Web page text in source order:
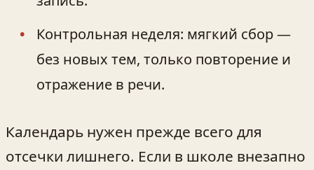
Контрольная неделя: мягкий сбор —
без новых тем, только повторение и
отражение в речи.
Календарь нужен прежде всего для
отсечки лишнего. Если в школе внезапно